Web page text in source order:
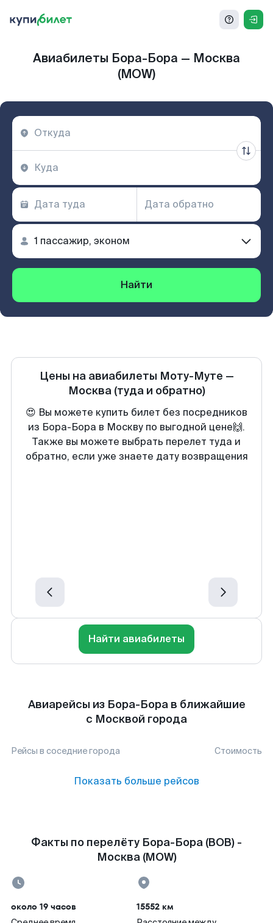
Авиабилеты Бора-Бора — Москва
(MOW)
Найти
Цены на авиабилеты Моту-Муте —
Москва (туда и обратно)
😍 Вы можете купить билет без посредников
из Бора-Бора в Москву по выгодной цене🙌.
Также вы можете выбрать перелет туда и
обратно, если уже знаете дату возвращения
Найти авиабилеты
Авиарейсы из Бора-Бора в ближайшие
с Москвой города
Рейсы в соседние города Стоимость
Показать больше рейсов
Факты по перелёту Бора-Бора (BOB) -
Москва (MOW)
около 19 часов 15552 км